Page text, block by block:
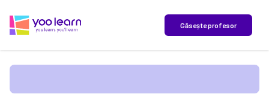
yoo learn Găsește profesor